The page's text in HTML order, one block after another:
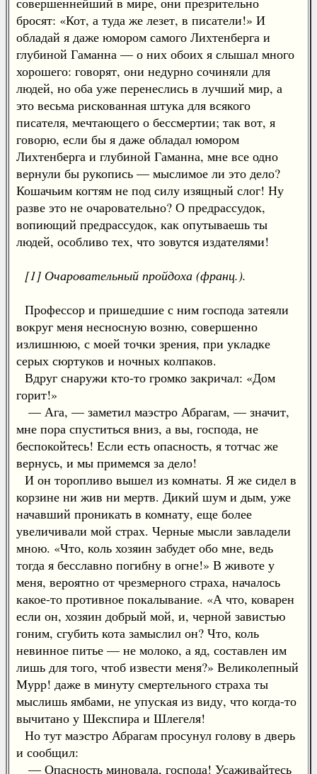
бросят: «Кот, а туда же лезет, в писатели!» И
обладай я даже юмором самого Лихтенберга и
глубиной Гаманна — о них обоих я слышал много
хорошего: говорят, они недурно сочиняли для
людей, но оба уже перенеслись в лучший мир, а
это весьма рискованная штука для всякого
писателя, мечтающего о бессмертии; так вот, я
говорю, если бы я даже обладал юмором
Лихтенберга и глубиной Гаманна, мне все одно
вернули бы рукопись — мыслимое ли это дело?
Кошачьим когтям не под силу изящный слог! Ну
разве это не очаровательно? О предрассудок,
вопиющий предрассудок, как опутываешь ты
людей, особливо тех, что зовутся издателями!
[1] Очаровательный пройдоха (франц.).
Профессор и пришедшие с ним господа затеяли
вокруг меня несносную возню, совершенно
излишнюю, с моей точки зрения, при укладке
серых сюртуков и ночных колпаков.
Вдруг снаружи кто-то громко закричал: «Дом
горит!»
— Ага, — заметил маэстро Абрагам, — значит,
мне пора спуститься вниз, а вы, господа, не
беспокойтесь! Если есть опасность, я тотчас же
вернусь, и мы примемся за дело!
И он торопливо вышел из комнаты. Я же сидел в
корзине ни жив ни мертв. Дикий шум и дым, уже
начавший проникать в комнату, еще более
увеличивали мой страх. Черные мысли завладели
мною. «Что, коль хозяин забудет обо мне, ведь
тогда я бесславно погибну в огне!» В животе у
меня, вероятно от чрезмерного страха, началось
какое-то противное покалывание. «А что, коварен
если он, хозяин добрый мой, и, черной завистью
гоним, сгубить кота замыслил он? Что, коль
невинное питье — не молоко, а яд, составлен им
лишь для того, чтоб извести меня?» Великолепный
Мурр! даже в минуту смертельного страха ты
мыслишь ямбами, не упуская из виду, что когда-то
вычитано у Шекспира и Шлегеля!
Но тут маэстро Абрагам просунул голову в дверь
и сообщил:
— Опасность миновала, господа! Усаживайтесь